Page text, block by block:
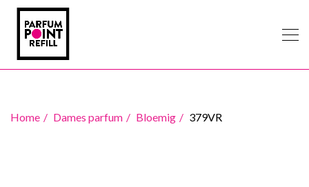
Home Dames parfum Bloemig 379VR